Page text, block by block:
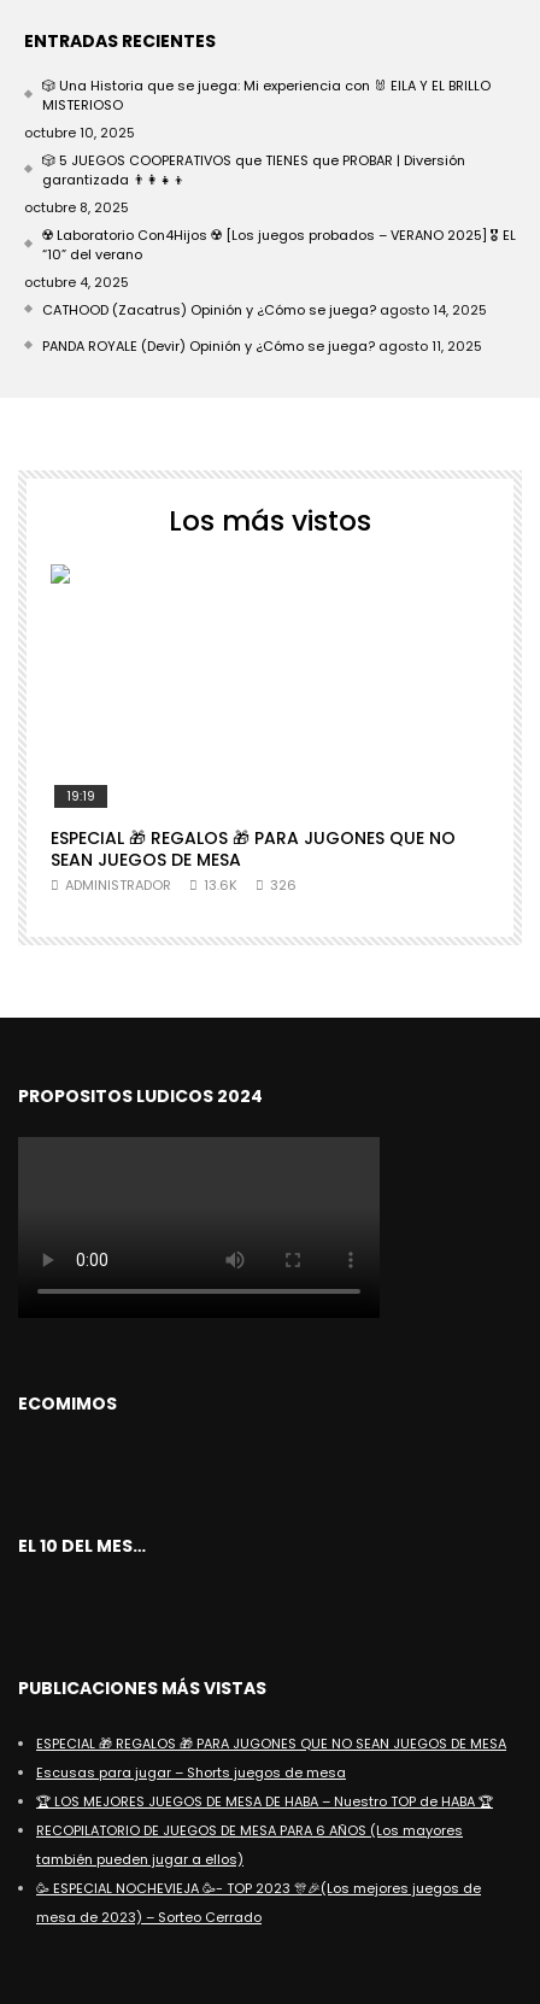
ENTRADAS RECIENTES
🎲 Una Historia que se juega: Mi experiencia con 🐰 EILA Y EL BRILLO
MISTERIOSO
octubre 10, 2025
🎲 5 JUEGOS COOPERATIVOS que TIENES que PROBAR | Diversión
garantizada 👨‍👩‍👧‍👦
octubre 8, 2025
☢️ Laboratorio Con4Hijos ☢️ [Los juegos probados – VERANO 2025] 🎖️ EL
“10” del verano
octubre 4, 2025
CATHOOD (Zacatrus) Opinión y ¿Cómo se juega? agosto 14, 2025
PANDA ROYALE (Devir) Opinión y ¿Cómo se juega? agosto 11, 2025
Los más vistos
19:19
ESPECIAL 🎁 REGALOS 🎁 PARA JUGONES QUE NO
SEAN JUEGOS DE MESA
ADMINISTRADOR 13.6K 326
PROPOSITOS LUDICOS 2024
ECOMIMOS
EL 10 DEL MES…
PUBLICACIONES MÁS VISTAS
ESPECIAL 🎁 REGALOS 🎁 PARA JUGONES QUE NO SEAN JUEGOS DE MESA
Escusas para jugar – Shorts juegos de mesa
🏆 LOS MEJORES JUEGOS DE MESA DE HABA – Nuestro TOP de HABA 🏆
RECOPILATORIO DE JUEGOS DE MESA PARA 6 AÑOS (Los mayores
también pueden jugar a ellos)
🥳 ESPECIAL NOCHEVIEJA 🥳- TOP 2023 🎊🎉(Los mejores juegos de
mesa de 2023) – Sorteo Cerrado